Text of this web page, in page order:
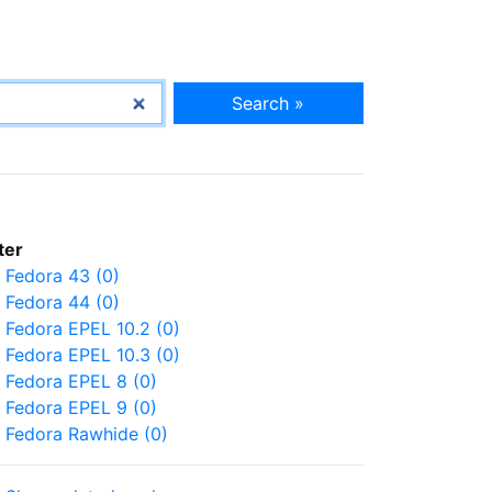
Search »
Fedora 43 (0)
Fedora 44 (0)
Fedora EPEL 10.2 (0)
Fedora EPEL 10.3 (0)
Fedora EPEL 8 (0)
Fedora EPEL 9 (0)
Fedora Rawhide (0)